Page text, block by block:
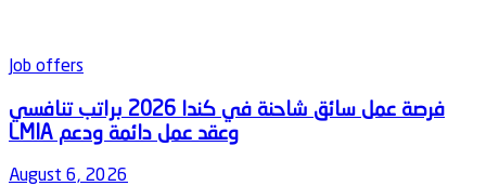
Job offers
‫فرصة عمل سائق شاحنة في كندا 2026 براتب تنافسي
August 6, 2026